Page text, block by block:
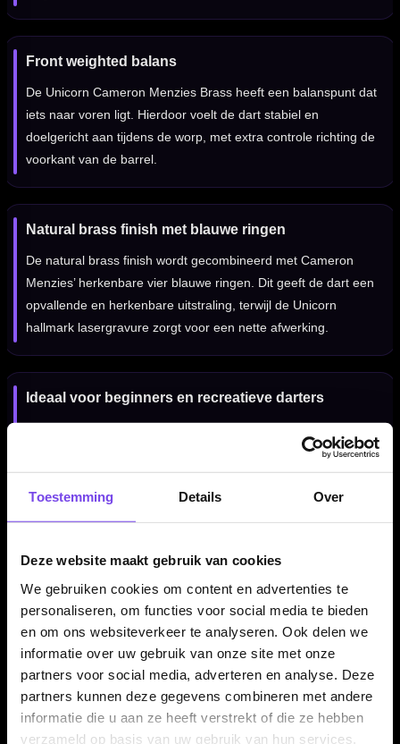
Toestemming Details Over
Deze website maakt gebruik van cookies
We gebruiken cookies om content en advertenties te
personaliseren, om functies voor social media te bieden
en om ons websiteverkeer te analyseren. Ook delen we
informatie over uw gebruik van onze site met onze
partners voor social media, adverteren en analyse. Deze
partners kunnen deze gegevens combineren met andere
informatie die u aan ze heeft verstrekt of die ze hebben
verzameld op basis van uw gebruik van hun services.
Front weighted balans
De Unicorn Cameron Menzies Brass heeft een balanspunt dat
iets naar voren ligt. Hierdoor voelt de dart stabiel en
doelgericht aan tijdens de worp, met extra controle richting de
voorkant van de barrel.
Natural brass finish met blauwe ringen
De natural brass finish wordt gecombineerd met Cameron
Menzies’ herkenbare vier blauwe ringen. Dit geeft de dart een
opvallende en herkenbare uitstraling, terwijl de Unicorn
hallmark lasergravure zorgt voor een nette afwerking.
Ideaal voor beginners en recreatieve darters
spelers die een betaalbare steeltip dart zoeken met een
professionele spelerlook. De combinatie van brass, V-cuts en
front weighted balans maakt deze set toegankelijk en
comfortabel speelbaar.
Verkrijgbaar in 21 en 23 gram
De Unicorn Cameron Menzies Brass dartpijlen zijn
verkrijgbaar in 21 en 23 gram. De 21 gram variant heeft een
barrel lengte van 53.00 mm en een barrel width van 8.30 mm.
De 23 gram variant heeft een barrel lengte van 54.00 mm en
een barrel width van 8.70 mm.